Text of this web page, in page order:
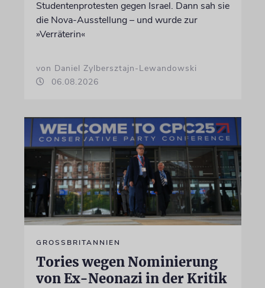
Studentenprotesten gegen Israel. Dann sah sie
die Nova-Ausstellung – und wurde zur
»Verräterin«
von Daniel Zylbersztajn-Lewandowski
06.08.2026
GROSSBRITANNIEN
Tories wegen Nominierung
von Ex-Neonazi in der Kritik